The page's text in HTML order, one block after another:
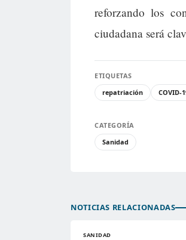
reforzando los
ciudadana será
ETIQUETAS
repatriación
COVID-
CATEGORÍA
Sanidad
NOTICIAS RELACIONADAS
SANIDAD